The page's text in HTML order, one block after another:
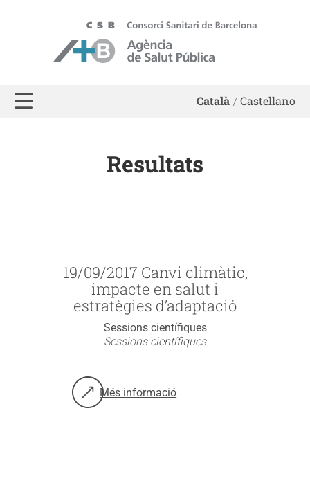
ASPB - Agència de Salut Pública de Barcelona
Català Castellano
Resultats
19/09/2017 Canvi climàtic,
impacte en salut i
estratègies d’adaptació
Sessions científiques
Sessions científiques
Més informació
sobre: 19/09/2017 Canvi climàtic, impacte